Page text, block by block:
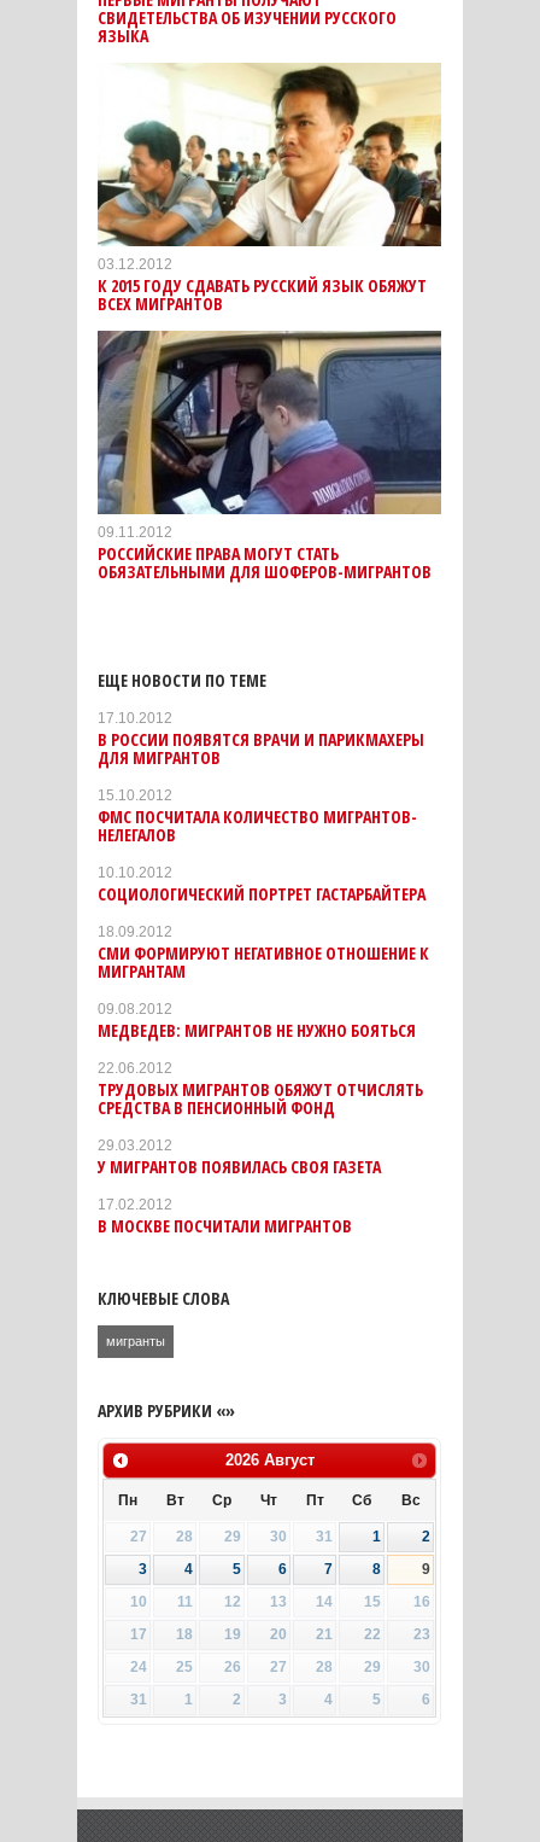
СВИДЕТЕЛЬСТВА ОБ ИЗУЧЕНИИ РУССКОГО
ЯЗЫКА
03.12.2012
К 2015 ГОДУ СДАВАТЬ РУССКИЙ ЯЗЫК ОБЯЖУТ
ВСЕХ МИГРАНТОВ
09.11.2012
РОССИЙСКИЕ ПРАВА МОГУТ СТАТЬ
ОБЯЗАТЕЛЬНЫМИ ДЛЯ ШОФЕРОВ-МИГРАНТОВ
ЕЩЕ НОВОСТИ ПО ТЕМЕ
17.10.2012
В РОССИИ ПОЯВЯТСЯ ВРАЧИ И ПАРИКМАХЕРЫ
ДЛЯ МИГРАНТОВ
15.10.2012
ФМС ПОСЧИТАЛА КОЛИЧЕСТВО МИГРАНТОВ-
НЕЛЕГАЛОВ
10.10.2012
СОЦИОЛОГИЧЕСКИЙ ПОРТРЕТ ГАСТАРБАЙТЕРА
18.09.2012
СМИ ФОРМИРУЮТ НЕГАТИВНОЕ ОТНОШЕНИЕ К
МИГРАНТАМ
09.08.2012
МЕДВЕДЕВ: МИГРАНТОВ НЕ НУЖНО БОЯТЬСЯ
22.06.2012
ТРУДОВЫХ МИГРАНТОВ ОБЯЖУТ ОТЧИСЛЯТЬ
СРЕДСТВА В ПЕНСИОННЫЙ ФОНД
29.03.2012
У МИГРАНТОВ ПОЯВИЛАСЬ СВОЯ ГАЗЕТА
17.02.2012
В МОСКВЕ ПОСЧИТАЛИ МИГРАНТОВ
КЛЮЧЕВЫЕ СЛОВА
мигранты
АРХИВ РУБРИКИ «»
2026 Август
Пн Вт Ср Чт Пт Сб Вс
27 28 29 30 31 1
2
3
4 5 6 7 8
9
10
11 12 13 14 15
16
17
18 19 20 21 22
23
24
25 26 27 28 29
30
31
1 2 3 4 5 6